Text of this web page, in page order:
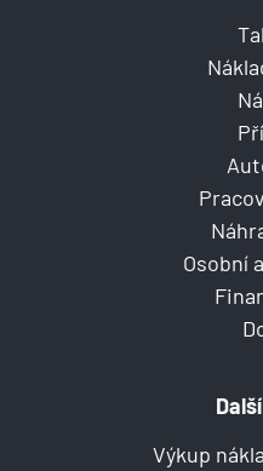
Osobní
Výkup